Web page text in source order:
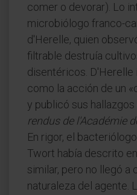
comer o devorar). Lo
microbiólogo franco-
d'Herelle, quien
filtrable destruía
disentéricos.
como la acción de un
y publicó sus hallazgos
rendus de l'Académie
En rigor, el
Twort había descrito
similar, pero no llegó a
naturaleza del agente.